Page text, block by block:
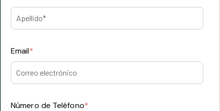
Email*
Número de Teléfono*